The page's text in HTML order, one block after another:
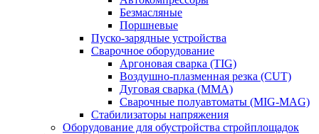
Безмасляные
Поршневые
Пуско-зарядные устройства
Сварочное оборудование
Аргоновая сварка (TIG)
Воздушно-плазменная резка (CUT)
Дуговая сварка (ММА)
Сварочные полуавтоматы (MIG-MAG)
Стабилизаторы напряжения
Оборудование для обустройства стройплощадок